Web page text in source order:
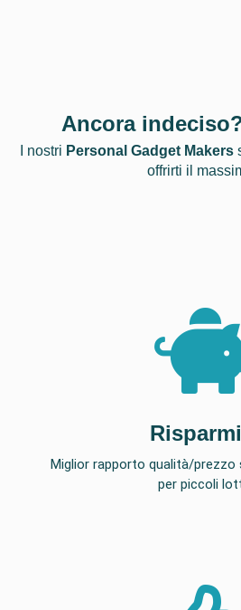
Ancora
I nostri Personal Gadget Makers
offrirti il
Miglior rapporto qualità/prezzo
per piccoli